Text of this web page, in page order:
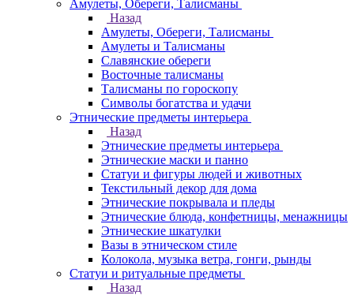
Амулеты, Обереги, Талисманы
Назад
Амулеты, Обереги, Талисманы
Амулеты и Талисманы
Славянские обереги
Восточные талисманы
Талисманы по гороскопу
Символы богатства и удачи
Этнические предметы интерьера
Назад
Этнические предметы интерьера
Этнические маски и панно
Статуи и фигуры людей и животных
Текстильный декор для дома
Этнические покрывала и пледы
Этнические блюда, конфетницы, менажницы
Этнические шкатулки
Вазы в этническом стиле
Колокола, музыка ветра, гонги, рынды
Статуи и ритуальные предметы
Назад